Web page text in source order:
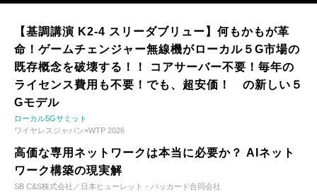
【基調講演 K2-4 スリーダブリュー】何もかもが革
命！ゲームチェンジャー無線機がローカル５G市場の
既存概念を破壊する！！ コアサーバー不要！毎年の
ライセンス費用も不要！でも、超安価！ の新しい５
Gモデル
ローカル5Gサミット
ワイヤレスジャパン×WTP 2026
高価な専用ネットワークは本当に必要か？ AIネット
ワーク構築の現実解
SB C&S株式会社／日本ヒューレット・パッカード合同会社